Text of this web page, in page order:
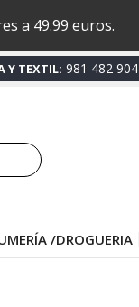
a 49.99 euros.
Y TEXTIL: 981 482 904
/DROGUERIA